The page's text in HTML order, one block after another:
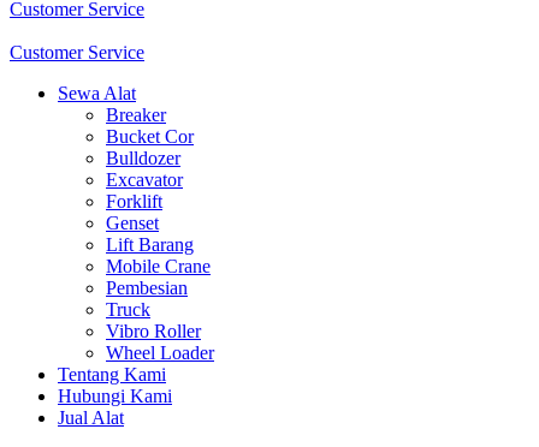
Customer Service
Customer Service
Sewa Alat
Breaker
Bucket Cor
Bulldozer
Excavator
Forklift
Genset
Lift Barang
Mobile Crane
Pembesian
Truck
Vibro Roller
Wheel Loader
Tentang Kami
Hubungi Kami
Jual Alat